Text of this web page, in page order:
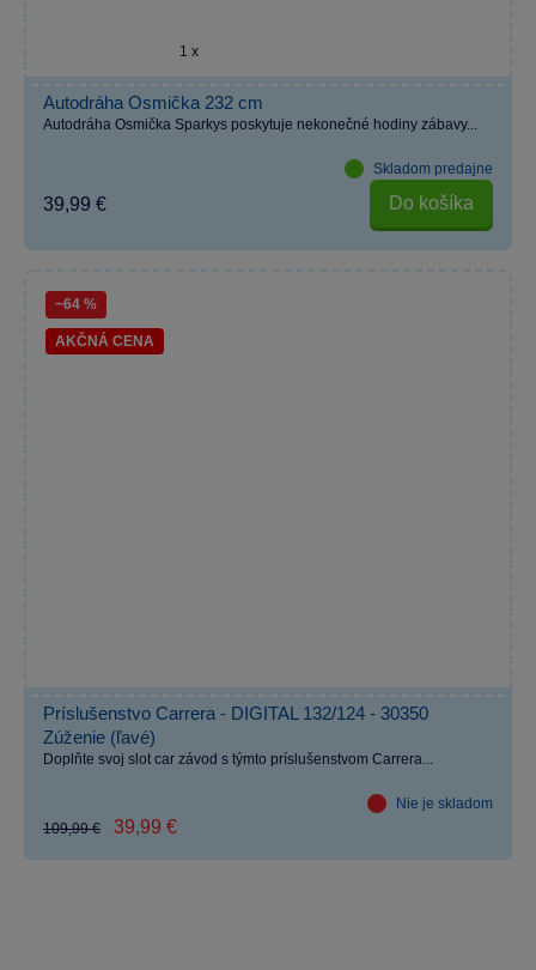
1 x
Autodráha Osmička 232 cm
Autodráha Osmička Sparkys poskytuje nekonečné hodiny zábavy...
Skladom predajne
39,99 € Do košíka
−64 %
AKČNÁ CENA
Príslušenstvo Carrera - DIGITAL 132/124 - 30350
Zúženie (ľavé)
Doplňte svoj slot car závod s týmto príslušenstvom Carrera...
Nie je skladom
109,99 €
39,99 €